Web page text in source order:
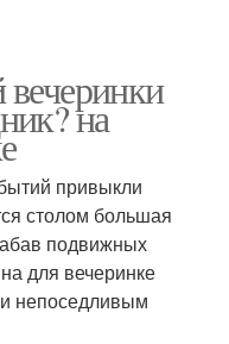
вечеринки
на
привыкли
столом большая
подвижных
для вечеринке
непоседливым